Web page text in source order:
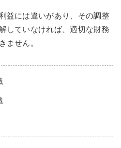
益には違いがあり、その調整
していなければ、適切な財務
ません。